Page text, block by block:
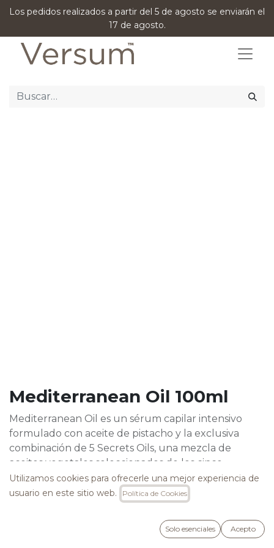
Los pedidos realizados a partir del 5 de agosto se enviarán el
17 de agosto.
Mediterranean Oil 100ml
Mediterranean Oil es un sérum capilar intensivo
formulado con aceite de pistacho y la exclusiva
combinación de 5 Secrets Oils, una mezcla de
aceites vegetales seleccionados de los cinco
continentes. Su acción altamente hidratante y
suavizante transforma el cabello desde la primera
aplicación: controla el encrespamiento, nutre en
profundidad y sella la cutícula para un acabado
sedoso y brillante, sin apelmazar.
Utilizamos cookies para ofrecerle una mejor experiencia de
usuario en este sitio web.
Política de Cookies
Solo esenciales Acepto